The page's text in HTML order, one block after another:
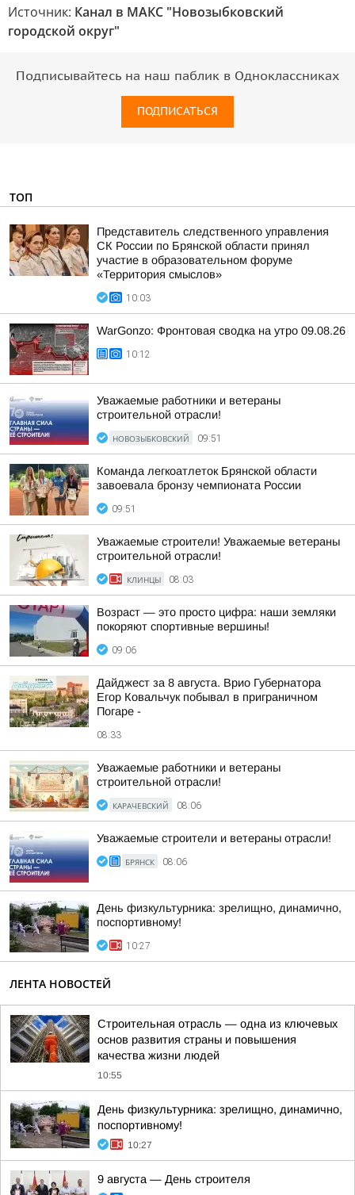
Источник: Канал в МАКС "Новозыбковский
городской округ"
Подписывайтесь на наш паблик в Одноклассниках
ПОДПИСАТЬСЯ
ТОП
Представитель следственного управления
СК России по Брянской области принял
участие в образовательном форуме
«Территория смыслов»
10:03
WarGonzo: Фронтовая сводка на утро 09.08.26
10:12
Уважаемые работники и ветераны
строительной отрасли!
НОВОЗЫБКОВСКИЙ 09:51
Команда легкоатлеток Брянской области
завоевала бронзу чемпионата России
09:51
Уважаемые строители! Уважаемые ветераны
строительной отрасли!
КЛИНЦЫ 08:03
Возраст — это просто цифра: наши земляки
покоряют спортивные вершины!
09:06
Дайджест за 8 августа. Врио Губернатора
Егор Ковальчук побывал в приграничном
Погаре -
08:33
Уважаемые работники и ветераны
строительной отрасли!
КАРАЧЕВСКИЙ 08:06
Уважаемые строители и ветераны отрасли!
БРЯНСК 08:06
День физкультурника: зрелищно, динамично,
поспортивному!
10:27
ЛЕНТА НОВОСТЕЙ
Строительная отрасль — одна из ключевых
основ развития страны и повышения
качества жизни людей
10:55
День физкультурника: зрелищно, динамично,
поспортивному!
10:27
9 августа — День строителя